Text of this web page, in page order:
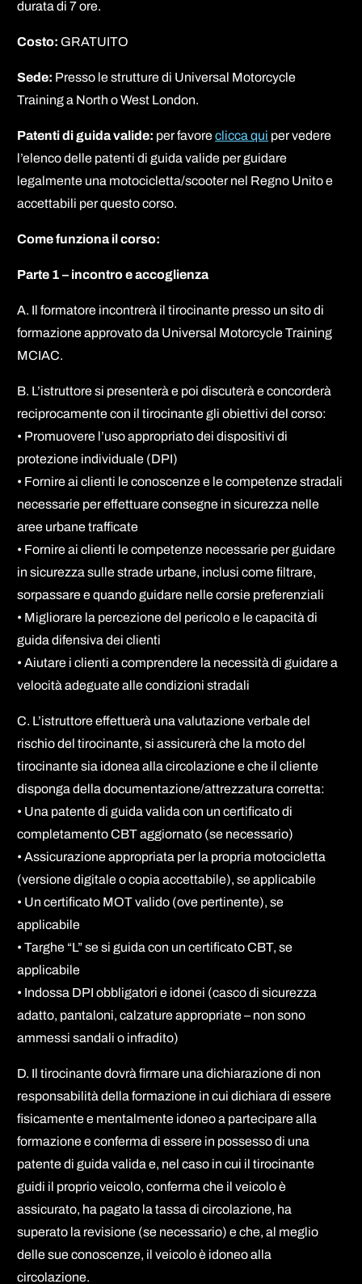
durata di 7 ore.
Costo: GRATUITO
Sede: Presso le strutture di Universal Motorcycle
Training a North o West London.
Patenti di guida valide: per favoreclicca qui per vedere
l’elenco delle patenti di guida valide per guidare
legalmente una motocicletta/scooter nel Regno Unito e
accettabili per questo corso.
Come funziona il corso:
Parte 1 – incontro e accoglienza
A. Il formatore incontrerà il tirocinante presso un sito di
formazione approvato da Universal Motorcycle Training
MCIAC.
B. L’istruttore si presenterà e poi discuterà e concorderà
reciprocamente con il tirocinante gli obiettivi del corso:
• Promuovere l’uso appropriato dei dispositivi di
protezione individuale (DPI)
• Fornire ai clienti le conoscenze e le competenze stradali
necessarie per effettuare consegne in sicurezza nelle
aree urbane trafficate
• Fornire ai clienti le competenze necessarie per guidare
in sicurezza sulle strade urbane, inclusi come filtrare,
sorpassare e quando guidare nelle corsie preferenziali
• Migliorare la percezione del pericolo e le capacità di
guida difensiva dei clienti
• Aiutare i clienti a comprendere la necessità di guidare a
velocità adeguate alle condizioni stradali
C. L’istruttore effettuerà una valutazione verbale del
rischio del tirocinante, si assicurerà che la moto del
tirocinante sia idonea alla circolazione e che il cliente
disponga della documentazione/attrezzatura corretta:
• Una patente di guida valida con un certificato di
completamento CBT aggiornato (se necessario)
• Assicurazione appropriata per la propria motocicletta
(versione digitale o copia accettabile), se applicabile
• Un certificato MOT valido (ove pertinente), se
applicabile
• Targhe “L” se si guida con un certificato CBT, se
applicabile
• Indossa DPI obbligatori e idonei (casco di sicurezza
adatto, pantaloni, calzature appropriate – non sono
ammessi sandali o infradito)
D. Il tirocinante dovrà firmare una dichiarazione di non
responsabilità della formazione in cui dichiara di essere
fisicamente e mentalmente idoneo a partecipare alla
formazione e conferma di essere in possesso di una
patente di guida valida e, nel caso in cui il tirocinante
guidi il proprio veicolo, conferma che il veicolo è
assicurato, ha pagato la tassa di circolazione, ha
superato la revisione (se necessario) e che, al meglio
delle sue conoscenze, il veicolo è idoneo alla
circolazione.